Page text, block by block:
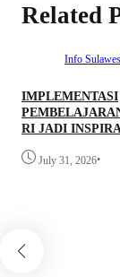
Related
Info
IMPLEMENTASI
RI JADI
AGENJuly 31, 2026•